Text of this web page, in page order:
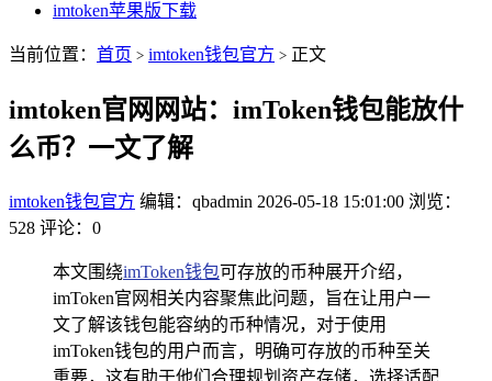
imtoken苹果版下载
当前位置： 首页 > imtoken钱包官方 > 正文
imtoken官网网站：imToken钱包能放什
么币？一文了解
imtoken钱包官方 编辑：qbadmin 2026-05-18 15:01:00 浏览：
528 评论：0
本文围绕imToken钱包可存放的币种展开介绍，
imToken官网相关内容聚焦此问题，旨在让用户一
文了解该钱包能容纳的币种情况，对于使用
imToken钱包的用户而言，明确可存放的币种至关
重要，这有助于他们合理规划资产存储，选择适配